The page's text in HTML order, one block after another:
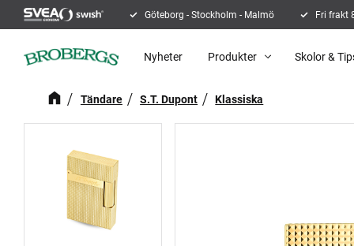
Göteborg - Stockholm - Malmö Fri frakt
Nyheter Produkter Skolor &
Tändare S.T. Dupont Klassiska